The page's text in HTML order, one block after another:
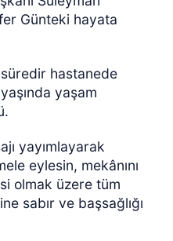
Günteki hayata
süredir hastanede
yaşam
yayımlayarak
eylesin, mekânını
olmak üzere tüm
sabır ve başsağlığı